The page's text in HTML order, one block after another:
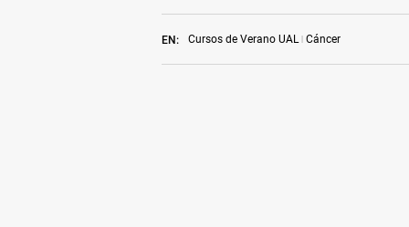
EN: Cursos de Verano UAL Cáncer